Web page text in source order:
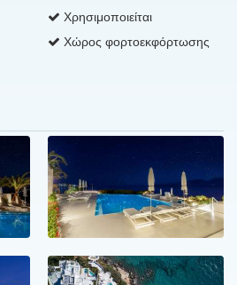
Χρησιμοποιείται
Χώρος φορτοεκφόρτωσης